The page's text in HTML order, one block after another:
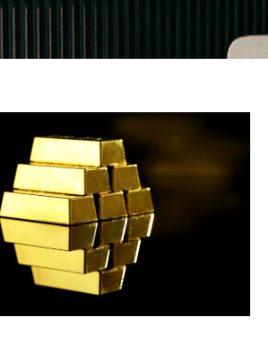
MONTE SUA CARTEIRA
CONTEÚDOS
CONTATO